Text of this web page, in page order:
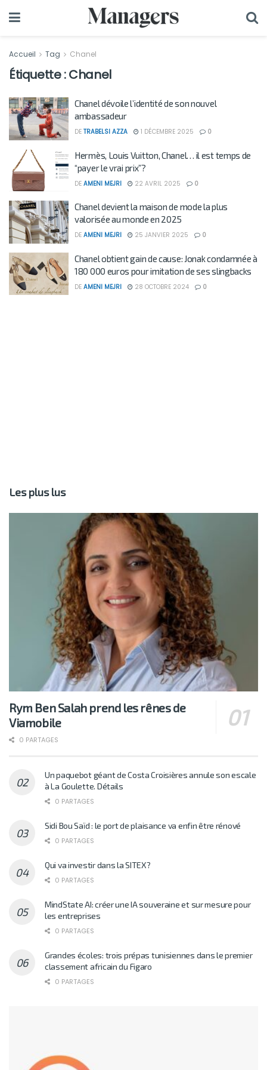
Accueil Tag Chanel
Étiquette :Chanel
Chanel dévoile l’identité de son nouvel
ambassadeur
DE TRABELSI AZZA 1 DÉCEMBRE 2025 0
Hermès, Louis Vuitton, Chanel… il est temps de
“payer le vrai prix”?
DE AMENI MEJRI 22 AVRIL 2025 0
Chanel devient la maison de mode la plus
valorisée au monde en 2025
DE AMENI MEJRI 25 JANVIER 2025 0
Chanel obtient gain de cause: Jonak condamnée à
180 000 euros pour imitation de ses slingbacks
DE AMENI MEJRI 28 OCTOBRE 2024 0
Les plus lus
Rym Ben Salah prend les rênes de
Viamobile
0 PARTAGES
Un paquebot géant de Costa Croisières annule son escale
à La Goulette. Détails
0 PARTAGES
Sidi Bou Saïd : le port de plaisance va enfin être rénové
0 PARTAGES
Qui va investir dans la SITEX?
0 PARTAGES
MindState AI: créer une IA souveraine et sur mesure pour
les entreprises
0 PARTAGES
Grandes écoles: trois prépas tunisiennes dans le premier
classement africain du Figaro
0 PARTAGES